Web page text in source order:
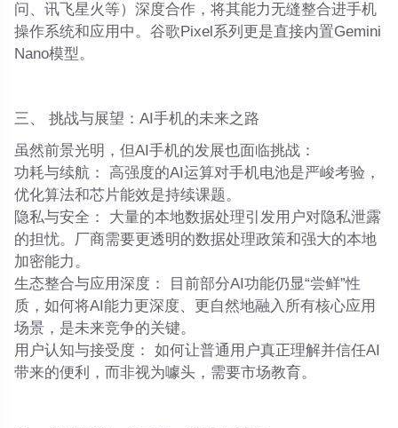
问、讯飞星火等）深度合作，将其能力无缝整合进手机
操作系统和应用中。谷歌Pixel系列更是直接内置Gemini
Nano模型。
三、 挑战与展望：AI手机的未来之路
虽然前景光明，但AI手机的发展也面临挑战：
功耗与续航：
高强度的AI运算对手机电池是严峻考验，
优化算法和芯片能效是持续课题。
隐私与安全：
大量的本地数据处理引发用户对隐私泄露
的担忧。厂商需要更透明的数据处理政策和强大的本地
加密能力。
生态整合与应用深度：
目前部分AI功能仍显“尝鲜”性
质，如何将AI能力更深度、更自然地融入所有核心应用
场景，是未来竞争的关键。
用户认知与接受度：
如何让普通用户真正理解并信任AI
带来的便利，而非视为噱头，需要市场教育。